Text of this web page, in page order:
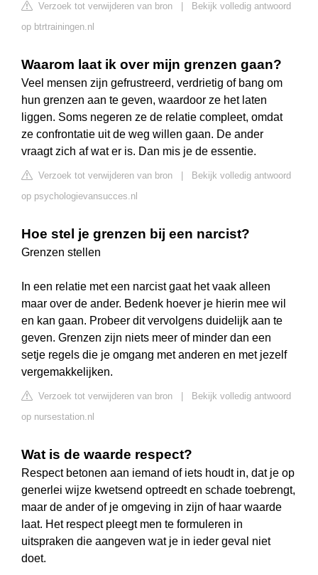
Verzoek tot verwijderen van bron
Bekijk volledig antwoord
op btrtrainingen.nl
Waarom laat ik over mijn grenzen gaan?
Veel mensen zijn gefrustreerd, verdrietig of bang om
hun grenzen aan te geven, waardoor ze het laten
liggen. Soms negeren ze de relatie compleet, omdat
ze confrontatie uit de weg willen gaan. De ander
vraagt zich af wat er is. Dan mis je de essentie.
Verzoek tot verwijderen van bron
Bekijk volledig antwoord
op psychologievansucces.nl
Hoe stel je grenzen bij een narcist?
Grenzen stellen
In een relatie met een narcist gaat het vaak alleen
maar over de ander. Bedenk hoever je hierin mee wil
en kan gaan. Probeer dit vervolgens duidelijk aan te
geven. Grenzen zijn niets meer of minder dan een
setje regels die je omgang met anderen en met jezelf
vergemakkelijken.
Verzoek tot verwijderen van bron
Bekijk volledig antwoord
op nursestation.nl
Wat is de waarde respect?
Respect betonen aan iemand of iets houdt in, dat je op
generlei wijze kwetsend optreedt en schade toebrengt,
maar de ander of je omgeving in zijn of haar waarde
laat. Het respect pleegt men te formuleren in
uitspraken die aangeven wat je in ieder geval niet
doet.